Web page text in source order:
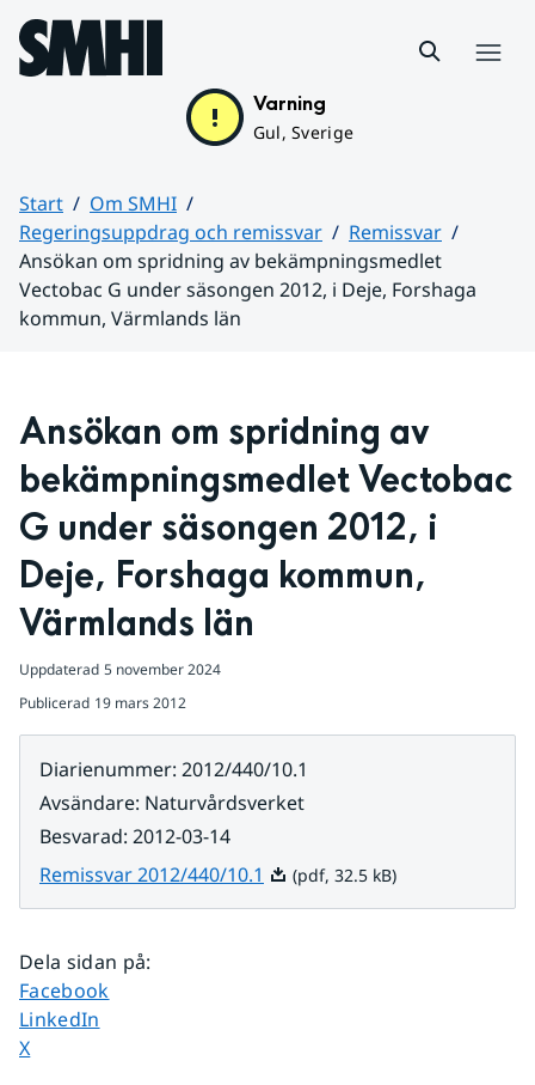
Hoppa till sidans innehåll
Varning
Gul, Sverige
Start
Om SMHI
Regeringsuppdrag och remissvar
Remissvar
Ansökan om spridning av bekämpningsmedlet
Vectobac G under säsongen 2012, i Deje, Forshaga
kommun, Värmlands län
Ansökan om spridning av
bekämpningsmedlet Vectobac
G under säsongen 2012, i
Deje, Forshaga kommun,
Värmlands län
Uppdaterad 5 november 2024
Publicerad 19 mars 2012
Diarienummer: 2012/440/10.1
Avsändare: Naturvårdsverket
Besvarad: 2012-03-14
Remissvar 2012/440/10.1 Pdf, 32.5 kB.
(pdf, 32.5 kB)
Dela sidan på:
Dela sidan på
Facebook
Dela sidan på
LinkedIn
Dela sidan på
X